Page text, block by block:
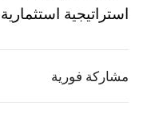
استراتيجية
مشاركة فورية